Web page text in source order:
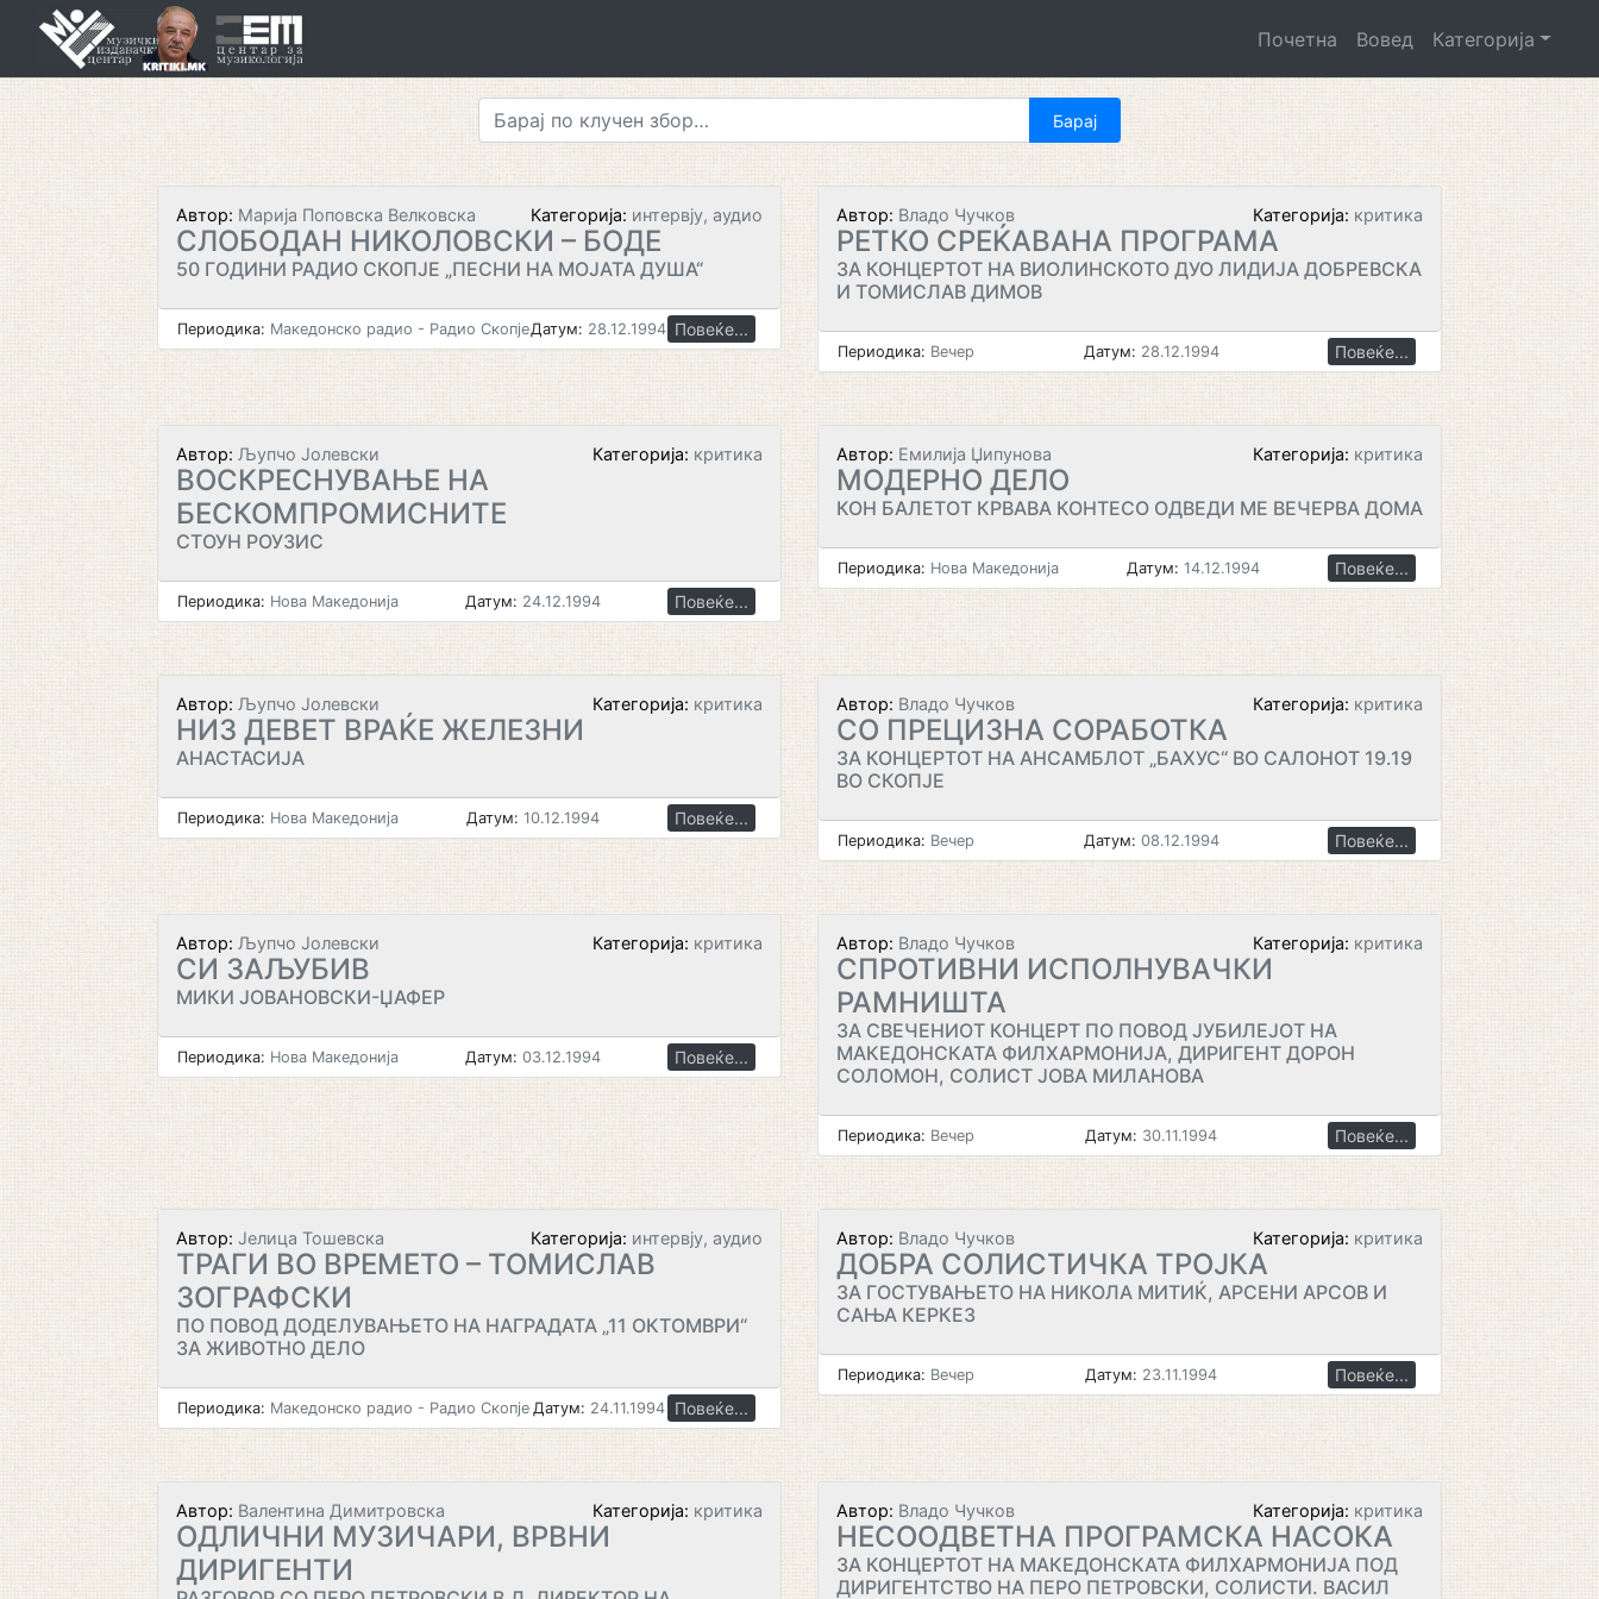
Почетна Вовед Категорија
Автор: Марија Поповска Велковска Категорија: интервју, аудио
СЛОБОДАН НИКОЛОВСКИ – БОДЕ
50 ГОДИНИ РАДИО СКОПЈЕ „ПЕСНИ НА МОЈАТА ДУША“
Периодика: Македонско радио - Радио СкопјеДатум: 28.12.1994 Повеќе...
Автор: Владо Чучков Категорија: критика
РЕТКО СРЕЌАВАНА ПРОГРАМА
ЗА КОНЦЕРТОТ НА ВИОЛИНСКОТО ДУО ЛИДИЈА ДОБРЕВСКА
И ТОМИСЛАВ ДИМОВ
Периодика: Вечер Датум: 28.12.1994 Повеќе...
Автор: Љупчо Јолевски Категорија: критика
ВОСКРЕСНУВАЊЕ НА
БЕСКОМПРОМИСНИТЕ
СТОУН РОУЗИС
Периодика: Нова Македонија Датум: 24.12.1994 Повеќе...
Автор: Емилија Џипунова Категорија: критика
МОДЕРНО ДЕЛО
КОН БАЛЕТОТ КРВАВА КОНТЕСО ОДВЕДИ МЕ ВЕЧЕРВА ДОМА
Периодика: Нова Македонија Датум: 14.12.1994 Повеќе...
Автор: Љупчо Јолевски Категорија: критика
НИЗ ДЕВЕТ ВРАЌЕ ЖЕЛЕЗНИ
АНАСТАСИЈА
Периодика: Нова Македонија Датум: 10.12.1994 Повеќе...
Автор: Владо Чучков Категорија: критика
СО ПРЕЦИЗНА СОРАБОТКА
ЗА КОНЦЕРТОТ НА АНСАМБЛОТ „БАХУС“ ВО САЛОНОТ 19.19
ВО СКОПЈЕ
Периодика: Вечер Датум: 08.12.1994 Повеќе...
Автор: Љупчо Јолевски Категорија: критика
СИ ЗАЉУБИВ
МИКИ ЈОВАНОВСКИ-ЏАФЕР
Периодика: Нова Македонија Датум: 03.12.1994 Повеќе...
Автор: Владо Чучков Категорија: критика
СПРОТИВНИ ИСПОЛНУВАЧКИ
РАМНИШТА
ЗА СВЕЧЕНИОТ КОНЦЕРТ ПО ПОВОД ЈУБИЛЕЈОТ НА
МАКЕДОНСКАТА ФИЛХАРМОНИЈА, ДИРИГЕНТ ДОРОН
СОЛОМОН, СОЛИСТ ЈОВА МИЛАНОВА
Периодика: Вечер Датум: 30.11.1994 Повеќе...
Автор: Јелица Тошевска Категорија: интервју, аудио
ТРАГИ ВО ВРЕМЕТО – ТОМИСЛАВ
ЗОГРАФСКИ
ПО ПОВОД ДОДЕЛУВАЊЕТО НА НАГРАДАТА „11 ОКТОМВРИ“
ЗА ЖИВОТНО ДЕЛО
Периодика: Македонско радио - Радио Скопје Датум: 24.11.1994 Повеќе...
Автор: Владо Чучков Категорија: критика
ДОБРА СОЛИСТИЧКА ТРОЈКА
ЗА ГОСТУВАЊЕТО НА НИКОЛА МИТИЌ, АРСЕНИ АРСОВ И
САЊА КЕРКЕЗ
Периодика: Вечер Датум: 23.11.1994 Повеќе...
Автор: Валентина Димитровска Категорија: критика
ОДЛИЧНИ МУЗИЧАРИ, ВРВНИ
ДИРИГЕНТИ
Автор: Владо Чучков Категорија: критика
НЕСООДВЕТНА ПРОГРАМСКА НАСОКА
ЗА КОНЦЕРТОТ НА МАКЕДОНСКАТА ФИЛХАРМОНИЈА ПОД
ДИРИГЕНТСТВО НА ПЕРО ПЕТРОВСКИ, СОЛИСТИ. ВАСИЛ